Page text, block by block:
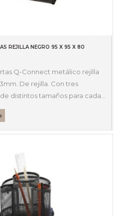
REJILLA NEGRO 95 X 95 X 80
Q-Connect metálico rejilla
De rejilla. Con tres
distintos tamaños para cada…